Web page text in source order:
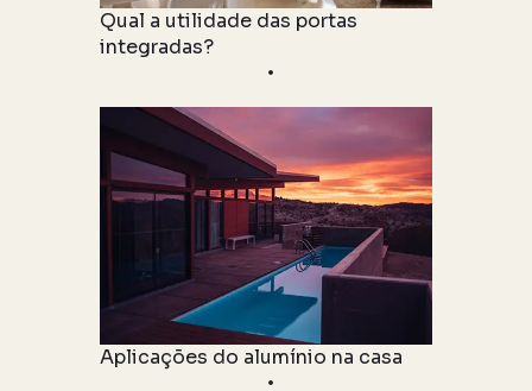
Qual a utilidade das portas
integradas?
Aplicações do alumínio na casa